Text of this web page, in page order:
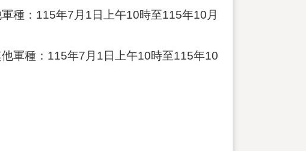
種：115年7月1日上午10時至115年10月
軍種：115年7月1日上午10時至115年10